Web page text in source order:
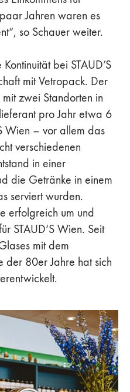
Jahren waren es
so Schauer weiter.
bei STAUD’S
mit Vetropack. Der
zwei Standorten in
pro Jahr etwa 6
Wien – vor allem das
verschiedenen
in einer
die Getränke in einem
serviert wurden.
erfolgreich um und
STAUD‘S Wien. Seit
mit dem
der 80er Jahre hat sich